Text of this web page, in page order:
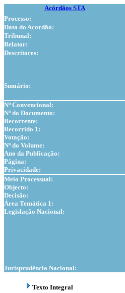
Acórdãos STA
Processo:
Data do Acordão:
Tribunal:
Relator:
Descritores:
Sumário:
Nº Convencional:
Nº do Documento:
Recorrente:
Recorrido 1:
Votação:
Nº do Volume:
Ano da Publicação:
Página:
Privacidade:
Meio Processual:
Objecto:
Decisão:
Área Temática 1:
Legislação Nacional:
Jurisprudência Nacional:
Texto Integral